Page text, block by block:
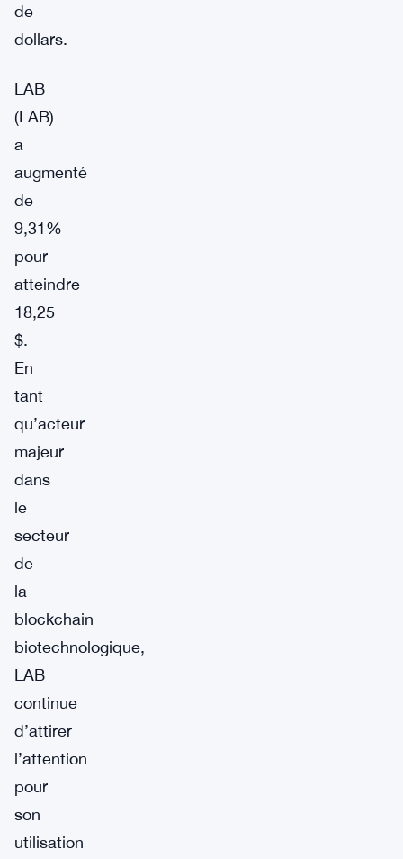
de
dollars.
LAB
(LAB)
a
augmenté
de
9,31%
pour
atteindre
18,25
$.
En
tant
qu’acteur
majeur
dans
le
secteur
de
la
blockchain
biotechnologique,
LAB
continue
d’attirer
l’attention
pour
son
utilisation